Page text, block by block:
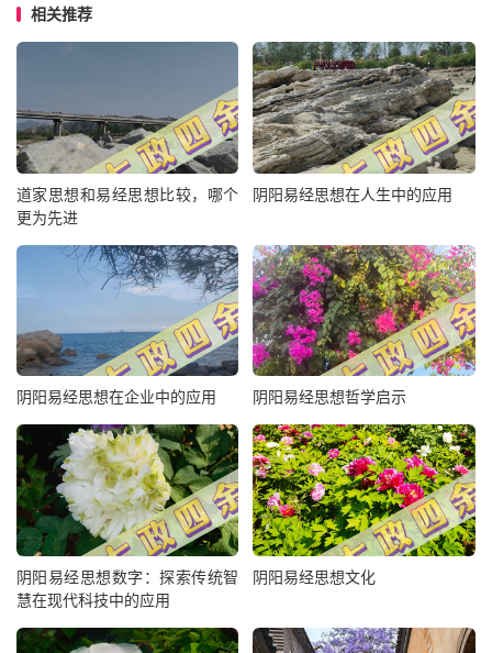
相关推荐
道家思想和易经思想比较，哪个
更为先进
阴阳易经思想在人生中的应用
阴阳易经思想在企业中的应用 阴阳易经思想哲学启示
阴阳易经思想数字：探索传统智
慧在现代科技中的应用
阴阳易经思想文化